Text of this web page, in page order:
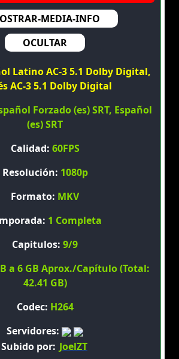
MEDIA-INFO
OCULTAR
Latino AC-3 5.1 Dolby Digital,
AC-3 5.1 Dolby Digital
Forzado (es) SRT, Español
(es) SRT
Calidad: 60FPS
Resolución: 1080p
Formato: MKV
1 Completa
Capitulos: 9/9
a 6 GB Aprox./Capítulo (Total:
42.41 GB)
Codec: H264
Servidores:
Subido por: JoelZT